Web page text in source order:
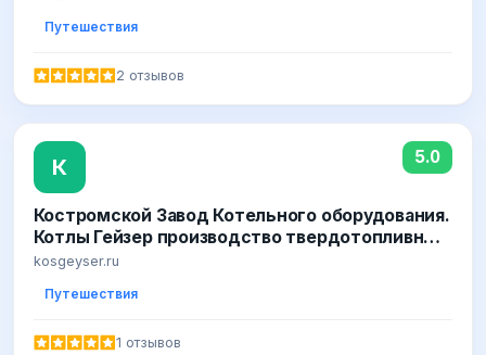
Hostels - недорогі хостели недорого в Україні,
Путешествия
2 отзывов
К 5.0
Костромской Завод Котельного оборудования.
Котлы Гейзер производство твердотопливных
котлов длительного горения
kosgeyser.ru
Путешествия
1 отзывов